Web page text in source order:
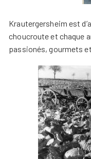
Krautergersheim est
choucroute et chaque
passionés, gourmets